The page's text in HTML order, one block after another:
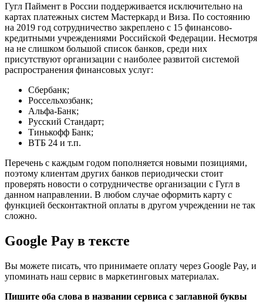
Гугл Паймент в России поддерживается исключительно на
картах платежных систем Мастеркард и Виза. По состоянию
на 2019 год сотрудничество закреплено с 15 финансово-
кредитными учреждениями Российской Федерации. Несмотря
на не слишком большой список банков, среди них
присутствуют организации с наиболее развитой системой
распространения финансовых услуг:
Сбербанк;
Россельхозбанк;
Альфа-Банк;
Русский Стандарт;
Тинькофф Банк;
ВТБ 24 и т.п.
Перечень с каждым годом пополняется новыми позициями,
поэтому клиентам других банков периодически стоит
проверять новости о сотрудничестве организации с Гугл в
данном направлении. В любом случае оформить карту с
функцией бесконтактной оплаты в другом учреждении не так
сложно.
Google Pay в тексте
Вы можете писать, что принимаете оплату через Google Pay, и
упоминать наш сервис в маркетинговых материалах.
Пишите оба слова в названии сервиса с заглавной буквы